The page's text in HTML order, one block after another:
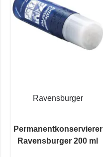
Ravensburger
Permanentkonservierer
Ravensburger 200 ml